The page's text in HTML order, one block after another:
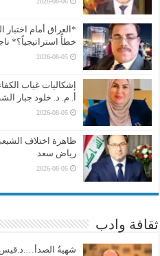
*العراق أمام
خطأً استراتيجياً؟*
2026-08-05
إشكاليات غياب
أ. م. د. خلود جبار
2026-08-05
ظاهرة اختلاف
رياض سعد
2026-08-05
ثقافة وادب
شهيةُ